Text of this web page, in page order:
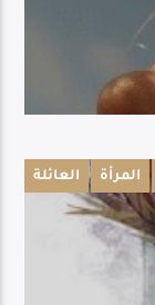
العائلة المرأة